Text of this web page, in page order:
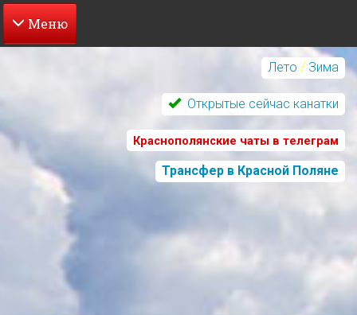
Перейти
содержанию
Лето / Зима
Открытые сейчас канатки
Краснополянские чаты в телеграм
Трансфер в Красной Поляне